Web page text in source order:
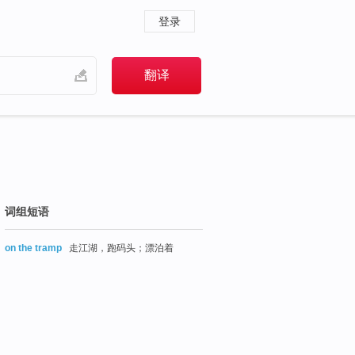
登录
词组短语
on the tramp 走江湖，跑码头；漂泊着